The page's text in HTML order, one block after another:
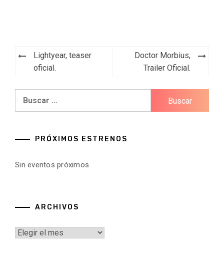
Navegación
entradas
Lightyear, teaser
oficial.
Doctor Morbius,
Trailer Oficial.
PRÓXIMOS ESTRENOS
Sin eventos próximos
ARCHIVOS
Archivos